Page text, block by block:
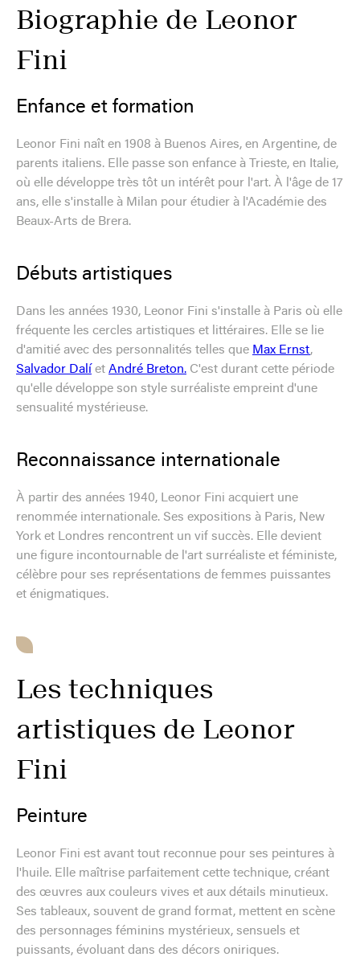
Biographie de Leonor
Fini
Enfance et formation
Leonor Fini naît en 1908 à Buenos Aires, en Argentine, de
parents italiens. Elle passe son enfance à Trieste, en Italie,
où elle développe très tôt un intérêt pour l'art. À l'âge de 17
ans, elle s'installe à Milan pour étudier à l'Académie des
Beaux-Arts de Brera.
Débuts artistiques
Dans les années 1930, Leonor Fini s'installe à Paris où elle
fréquente les cercles artistiques et littéraires. Elle se lie
d'amitié avec des personnalités telles que Max Ernst,
Salvador Dalí et André Breton. C'est durant cette période
qu'elle développe son style surréaliste empreint d'une
sensualité mystérieuse.
Reconnaissance internationale
À partir des années 1940, Leonor Fini acquiert une
renommée internationale. Ses expositions à Paris, New
York et Londres rencontrent un vif succès. Elle devient
une figure incontournable de l'art surréaliste et féministe,
célèbre pour ses représentations de femmes puissantes
et énigmatiques.
Les techniques
artistiques de Leonor
Fini
Peinture
Leonor Fini est avant tout reconnue pour ses peintures à
l'huile. Elle maîtrise parfaitement cette technique, créant
des œuvres aux couleurs vives et aux détails minutieux.
Ses tableaux, souvent de grand format, mettent en scène
des personnages féminins mystérieux, sensuels et
puissants, évoluant dans des décors oniriques.